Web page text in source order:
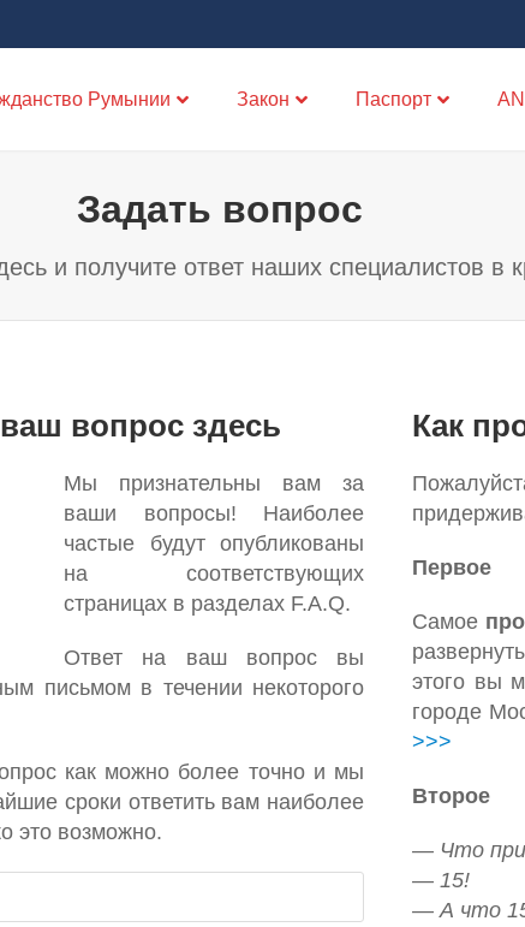
Румынии Закон Паспорт
Задать вопрос
и получите ответ наших специалистов в
вопрос здесь
Мы признательны вам за
ваши вопросы! Наиболее
частые будут опубликованы
на соответствующих
страницах в разделах F.A.Q.
Ответ на ваш вопрос вы
письмом в течении некоторого
как можно более точно и мы
сроки ответить вам наиболее
это возможно.
Как
Первое
Самое
этого вы
городе
>>>
Второе
— Что
— 15!
— А что